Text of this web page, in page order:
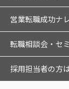
営業転職成功ナ
転職相談会・セ
採用担当者の方